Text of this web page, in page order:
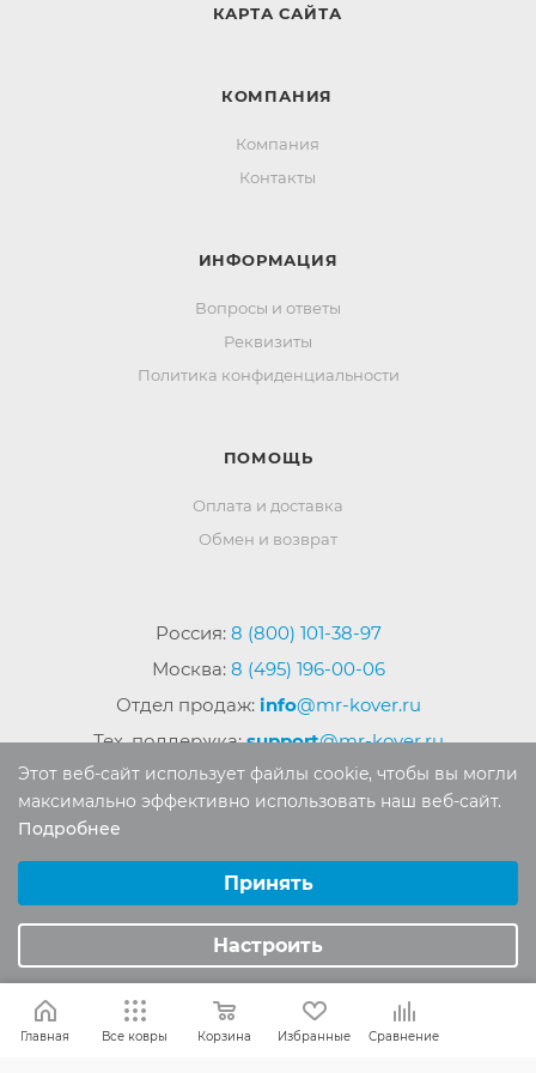
КАРТА САЙТА
КОМПАНИЯ
Компания
Контакты
ИНФОРМАЦИЯ
Вопросы и ответы
Реквизиты
Политика конфиденциальности
ПОМОЩЬ
Оплата и доставка
Обмен и возврат
Россия: 8 (800) 101-38-97
Москва: 8 (495) 196-00-06
Отдел продаж: info@mr-kover.ru
Тех. поддержка:support@mr-kover.ru
Авторские права защищены. Воспроизведение
материалов сайта без письменного разрешения
запрещено.
Главная Все ковры Корзина Избранные Сравнение
Этот веб-сайт использует файлы cookie, чтобы вы могли
максимально эффективно использовать наш веб-сайт.
Подробнее
Аналитические/Функциональные
Принять
Настроить